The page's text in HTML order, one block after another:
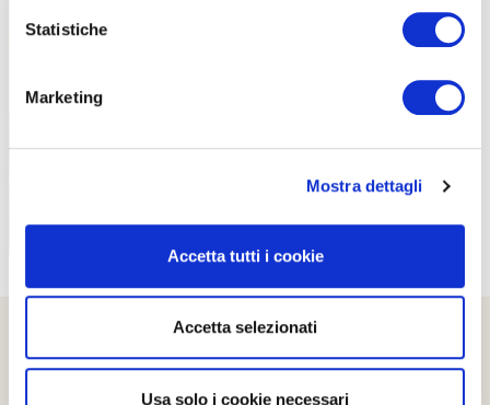
Statistiche
Marketing
Mostra dettagli
Accetta tutti i cookie
Accetta selezionati
Usa solo i cookie necessari